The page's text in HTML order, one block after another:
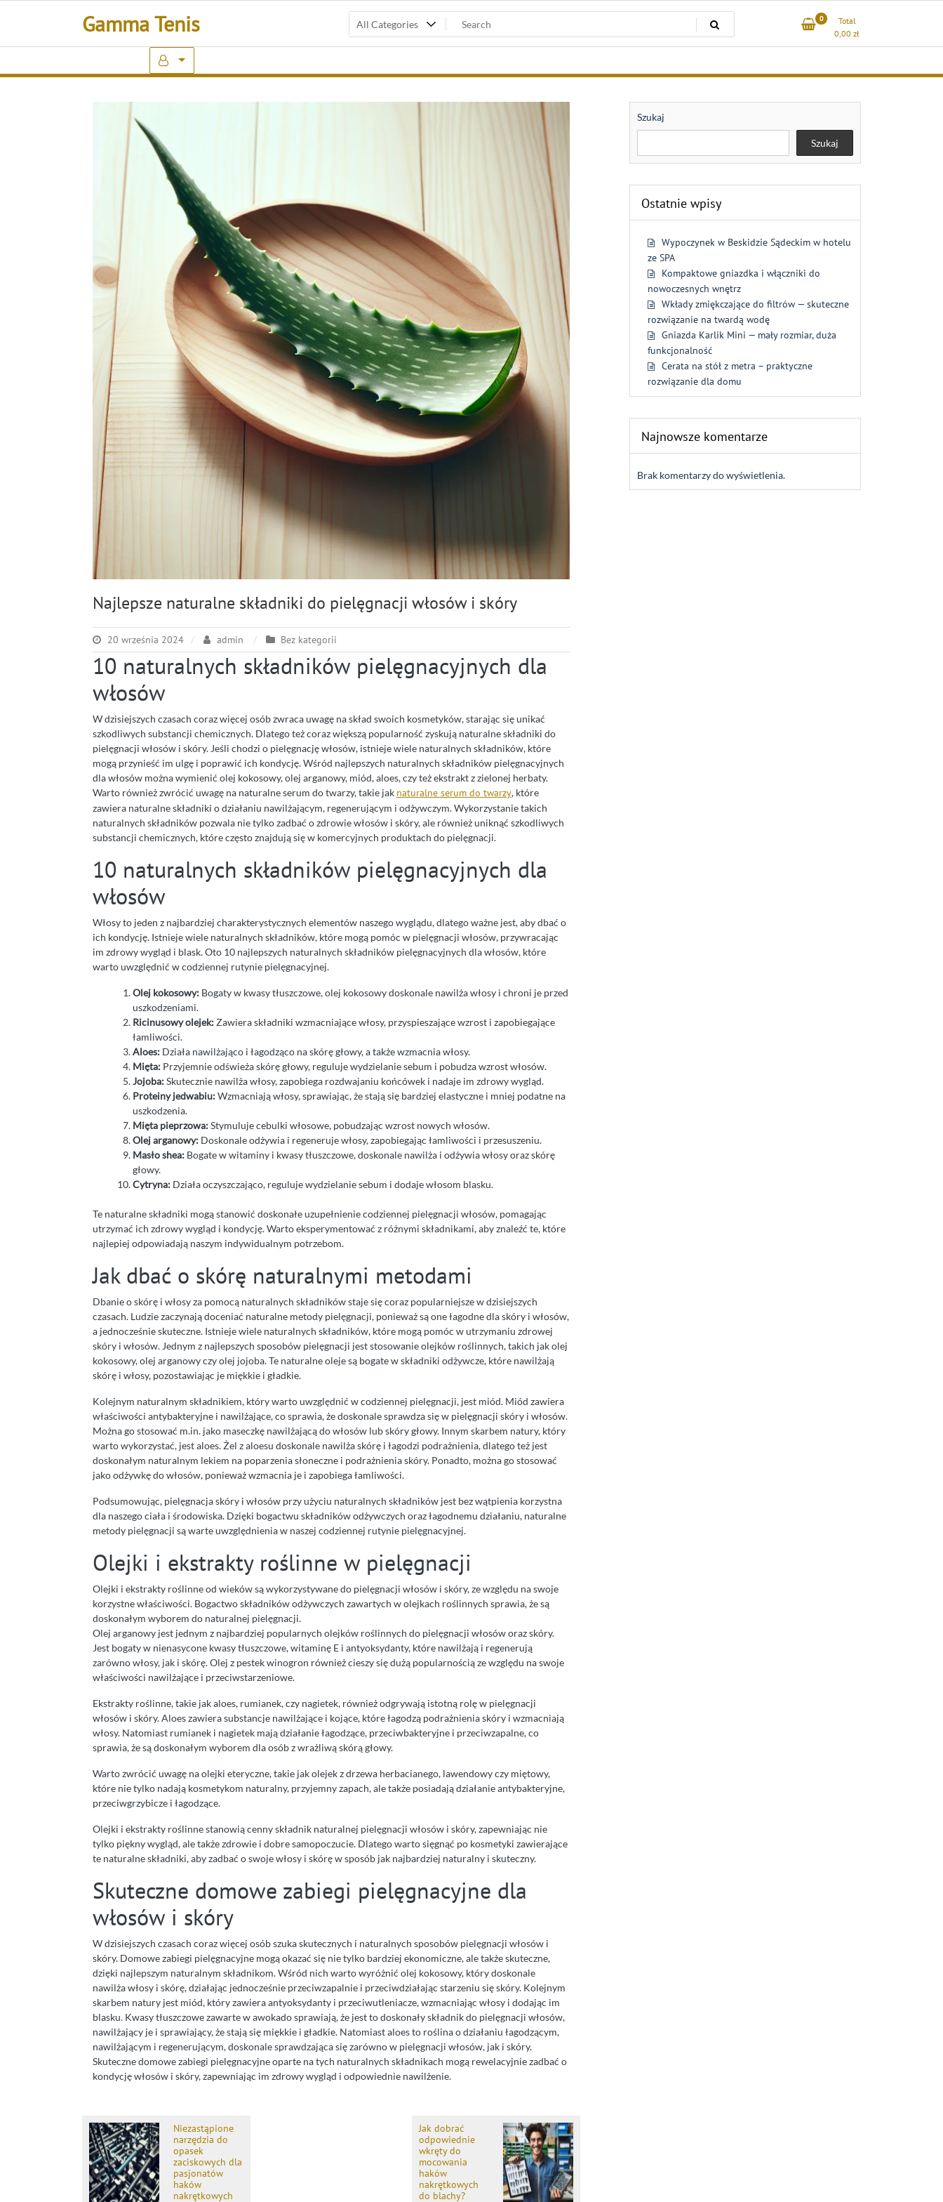
Gamma Tenis 0
Total
0,00 zł
Najlepsze naturalne składniki do pielęgnacji włosów i skóry
20 września 2024 admin Bez kategorii
10 naturalnych składników pielęgnacyjnych dla
włosów
W dzisiejszych czasach coraz więcej osób zwraca uwagę na skład swoich kosmetyków, starając się unikać
szkodliwych substancji chemicznych. Dlatego też coraz większą popularność zyskują naturalne składniki do
pielęgnacji włosów i skóry. Jeśli chodzi o pielęgnację włosów, istnieje wiele naturalnych składników, które
mogą przynieść im ulgę i poprawić ich kondycję. Wśród najlepszych naturalnych składników pielęgnacyjnych
dla włosów można wymienić olej kokosowy, olej arganowy, miód, aloes, czy też ekstrakt z zielonej herbaty.
Warto również zwrócić uwagę na naturalne serum do twarzy, takie jak naturalne serum do twarzy, które
zawiera naturalne składniki o działaniu nawilżającym, regenerującym i odżywczym. Wykorzystanie takich
naturalnych składników pozwala nie tylko zadbać o zdrowie włosów i skóry, ale również uniknąć szkodliwych
substancji chemicznych, które często znajdują się w komercyjnych produktach do pielęgnacji.
10 naturalnych składników pielęgnacyjnych dla
włosów
Włosy to jeden z najbardziej charakterystycznych elementów naszego wyglądu, dlatego ważne jest, aby dbać o
ich kondycję. Istnieje wiele naturalnych składników, które mogą pomóc w pielęgnacji włosów, przywracając
im zdrowy wygląd i blask. Oto 10 najlepszych naturalnych składników pielęgnacyjnych dla włosów, które
warto uwzględnić w codziennej rutynie pielęgnacyjnej.
Olej kokosowy: Bogaty w kwasy tłuszczowe, olej kokosowy doskonale nawilża włosy i chroni je przed
uszkodzeniami.
Ricinusowy olejek:Zawiera składniki wzmacniające włosy, przyspieszające wzrost i zapobiegające
łamliwości.
Aloes: Działa nawilżająco i łagodząco na skórę głowy, a także wzmacnia włosy.
Mięta: Przyjemnie odświeża skórę głowy, reguluje wydzielanie sebum i pobudza wzrost włosów.
Jojoba:Skutecznie nawilża włosy, zapobiega rozdwajaniu końcówek i nadaje im zdrowy wygląd.
Proteiny jedwabiu:Wzmacniają włosy, sprawiając, że stają się bardziej elastyczne i mniej podatne na
uszkodzenia.
Mięta pieprzowa:Stymuluje cebulki włosowe, pobudzając wzrost nowych włosów.
Olej arganowy: Doskonale odżywia i regeneruje włosy, zapobiegając łamliwości i przesuszeniu.
Masło shea: Bogate w witaminy i kwasy tłuszczowe, doskonale nawilża i odżywia włosy oraz skórę
głowy.
Cytryna: Działa oczyszczająco, reguluje wydzielanie sebum i dodaje włosom blasku.
Te naturalne składniki mogą stanowić doskonałe uzupełnienie codziennej pielęgnacji włosów, pomagając
utrzymać ich zdrowy wygląd i kondycję. Warto eksperymentować z różnymi składnikami, aby znaleźć te, które
najlepiej odpowiadają naszym indywidualnym potrzebom.
Jak dbać o skórę naturalnymi metodami
Dbanie o skórę i włosy za pomocą naturalnych składników staje się coraz popularniejsze w dzisiejszych
czasach. Ludzie zaczynają doceniać naturalne metody pielęgnacji, ponieważ są one łagodne dla skóry i włosów,
a jednocześnie skuteczne. Istnieje wiele naturalnych składników, które mogą pomóc w utrzymaniu zdrowej
skóry i włosów. Jednym z najlepszych sposobów pielęgnacji jest stosowanie olejków roślinnych, takich jak olej
kokosowy, olej arganowy czy olej jojoba. Te naturalne oleje są bogate w składniki odżywcze, które nawilżają
skórę i włosy, pozostawiając je miękkie i gładkie.
Kolejnym naturalnym składnikiem, który warto uwzględnić w codziennej pielęgnacji, jest miód. Miód zawiera
właściwości antybakteryjne i nawilżające, co sprawia, że doskonale sprawdza się w pielęgnacji skóry i włosów.
Można go stosować m.in. jako maseczkę nawilżającą do włosów lub skóry głowy. Innym skarbem natury, który
warto wykorzystać, jest aloes. Żel z aloesu doskonale nawilża skórę i łagodzi podrażnienia, dlatego też jest
doskonałym naturalnym lekiem na poparzenia słoneczne i podrażnienia skóry. Ponadto, można go stosować
jako odżywkę do włosów, ponieważ wzmacnia je i zapobiega łamliwości.
Podsumowując, pielęgnacja skóry i włosów przy użyciu naturalnych składników jest bez wątpienia korzystna
dla naszego ciała i środowiska. Dzięki bogactwu składników odżywczych oraz łagodnemu działaniu, naturalne
metody pielęgnacji są warte uwzględnienia w naszej codziennej rutynie pielęgnacyjnej.
Olejki i ekstrakty roślinne w pielęgnacji
Olejki i ekstrakty roślinne od wieków są wykorzystywane do pielęgnacji włosów i skóry, ze względu na swoje
korzystne właściwości. Bogactwo składników odżywczych zawartych w olejkach roślinnych sprawia, że są
doskonałym wyborem do naturalnej pielęgnacji.
Olej arganowy jest jednym z najbardziej popularnych olejków roślinnych do pielęgnacji włosów oraz skóry.
Jest bogaty w nienasycone kwasy tłuszczowe, witaminę E i antyoksydanty, które nawilżają i regenerują
zarówno włosy, jak i skórę. Olej z pestek winogron również cieszy się dużą popularnością ze względu na swoje
właściwości nawilżające i przeciwstarzeniowe.
Ekstrakty roślinne, takie jak aloes, rumianek, czy nagietek, również odgrywają istotną rolę w pielęgnacji
włosów i skóry. Aloes zawiera substancje nawilżające i kojące, które łagodzą podrażnienia skóry i wzmacniają
włosy. Natomiast rumianek i nagietek mają działanie łagodzące, przeciwbakteryjne i przeciwzapalne, co
sprawia, że są doskonałym wyborem dla osób z wrażliwą skórą głowy.
Warto zwrócić uwagę na olejki eteryczne, takie jak olejek z drzewa herbacianego, lawendowy czy miętowy,
które nie tylko nadają kosmetykom naturalny, przyjemny zapach, ale także posiadają działanie antybakteryjne,
przeciwgrzybicze i łagodzące.
Olejki i ekstrakty roślinne stanowią cenny składnik naturalnej pielęgnacji włosów i skóry, zapewniając nie
tylko piękny wygląd, ale także zdrowie i dobre samopoczucie. Dlatego warto sięgnąć po kosmetyki zawierające
te naturalne składniki, aby zadbać o swoje włosy i skórę w sposób jak najbardziej naturalny i skuteczny.
Skuteczne domowe zabiegi pielęgnacyjne dla
włosów i skóry
W dzisiejszych czasach coraz więcej osób szuka skutecznych i naturalnych sposobów pielęgnacji włosów i
skóry. Domowe zabiegi pielęgnacyjne mogą okazać się nie tylko bardziej ekonomiczne, ale także skuteczne,
dzięki najlepszym naturalnym składnikom. Wśród nich warto wyróżnić olej kokosowy, który doskonale
nawilża włosy i skórę, działając jednocześnie przeciwzapalnie i przeciwdziałając starzeniu się skóry. Kolejnym
skarbem natury jest miód, który zawiera antyoksydanty i przeciwutleniacze, wzmacniając włosy i dodając im
blasku. Kwasy tłuszczowe zawarte w awokado sprawiają, że jest to doskonały składnik do pielęgnacji włosów,
nawilżający je i sprawiający, że stają się miękkie i gładkie. Natomiast aloes to roślina o działaniu łagodzącym,
nawilżającym i regenerującym, doskonale sprawdzająca się zarówno w pielęgnacji włosów, jak i skóry.
Skuteczne domowe zabiegi pielęgnacyjne oparte na tych naturalnych składnikach mogą rewelacyjnie zadbać o
kondycję włosów i skóry, zapewniając im zdrowy wygląd i odpowiednie nawilżenie.
Niezastąpione
narzędzia do
opasek
zaciskowych dla
pasjonatów
haków
nakrętkowych
Jak dobrać
odpowiednie
wkręty do
mocowania
haków
nakrętkowych
do blachy?
Szukaj
Szukaj
Ostatnie wpisy
Wypoczynek w Beskidzie Sądeckim w hotelu
ze SPA
Kompaktowe gniazdka i włączniki do
nowoczesnych wnętrz
Wkłady zmiękczające do filtrów — skuteczne
rozwiązanie na twardą wodę
Gniazda Karlik Mini — mały rozmiar, duża
funkcjonalność
Cerata na stół z metra – praktyczne
rozwiązanie dla domu
Najnowsze komentarze
Brak komentarzy do wyświetlenia.